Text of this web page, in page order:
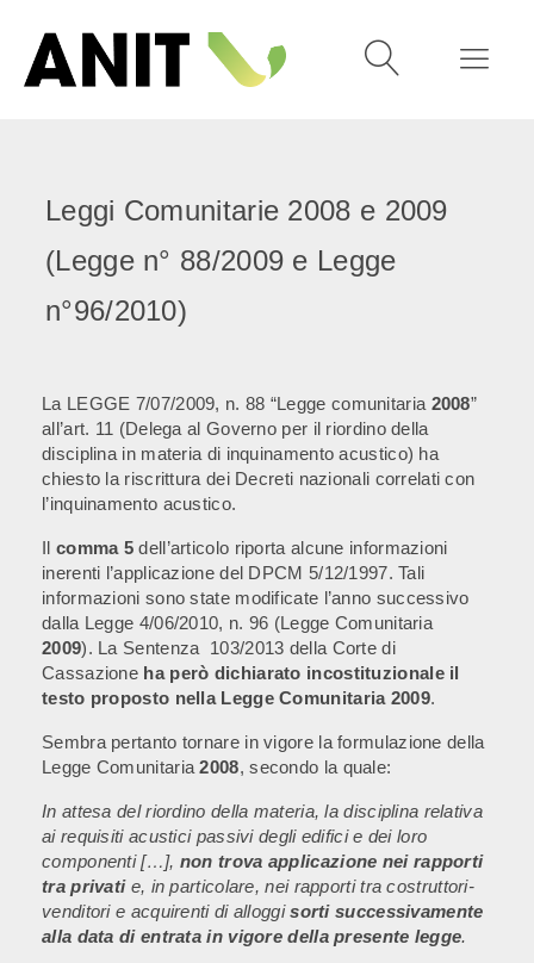
Leggi Comunitarie 2008 e 2009
(Legge n° 88/2009 e Legge
n°96/2010)
La LEGGE 7/07/2009, n. 88 “Legge comunitaria 2008”
all’art. 11 (Delega al Governo per il riordino della
disciplina in materia di inquinamento acustico) ha
chiesto la riscrittura dei Decreti nazionali correlati con
l’inquinamento acustico.
Il comma 5 dell’articolo riporta alcune informazioni
inerenti l’applicazione del DPCM 5/12/1997. Tali
informazioni sono state modificate l’anno successivo
dalla Legge 4/06/2010, n. 96 (Legge Comunitaria
2009). La Sentenza 103/2013 della Corte di
Cassazione ha però dichiarato incostituzionale il
testo proposto nella Legge Comunitaria 2009.
Sembra pertanto tornare in vigore la formulazione della
Legge Comunitaria2008, secondo la quale:
In attesa del riordino della materia, la disciplina relativa
ai requisiti acustici passivi degli edifici e dei loro
componenti […], non trova applicazione nei rapporti
tra privatie, in particolare, nei rapporti tra costruttori-
venditori e acquirenti di alloggisorti successivamente
alla data di entrata in vigore della presente legge.